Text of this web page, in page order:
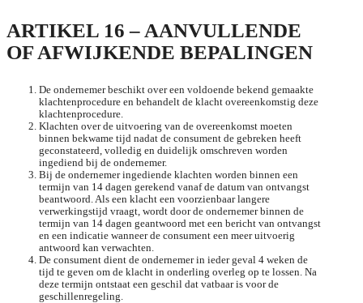
ARTIKEL 16 – AANVULLENDE
OF AFWIJKENDE BEPALINGEN
De ondernemer beschikt over een voldoende bekend gemaakte
klachtenprocedure en behandelt de klacht overeenkomstig deze
klachtenprocedure.
Klachten over de uitvoering van de overeenkomst moeten
binnen bekwame tijd nadat de consument de gebreken heeft
geconstateerd, volledig en duidelijk omschreven worden
ingediend bij de ondernemer.
Bij de ondernemer ingediende klachten worden binnen een
termijn van 14 dagen gerekend vanaf de datum van ontvangst
beantwoord. Als een klacht een voorzienbaar langere
verwerkingstijd vraagt, wordt door de ondernemer binnen de
termijn van 14 dagen geantwoord met een bericht van ontvangst
en een indicatie wanneer de consument een meer uitvoerig
antwoord kan verwachten.
De consument dient de ondernemer in ieder geval 4 weken de
tijd te geven om de klacht in onderling overleg op te lossen. Na
deze termijn ontstaat een geschil dat vatbaar is voor de
geschillenregeling.